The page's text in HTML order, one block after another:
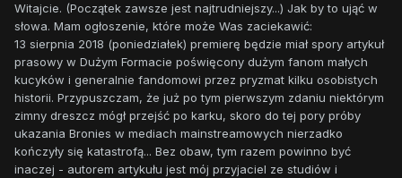
Witajcie. (Początek zawsze jest najtrudniejszy...) Jak by to ująć w
słowa. Mam ogłoszenie, które może Was zaciekawić:
13 sierpnia 2018 (poniedziałek) premierę będzie miał spory artykuł
prasowy w Dużym Formacie poświęcony dużym fanom małych
kucyków i generalnie fandomowi przez pryzmat kilku osobistych
historii. Przypuszczam, że już po tym pierwszym zdaniu niektórym
zimny dreszcz mógł przejść po karku, skoro do tej pory próby
ukazania Bronies w mediach mainstreamowych nierzadko
kończyły się katastrofą... Bez obaw, tym razem powinno być
inaczej - autorem artykułu jest mój przyjaciel ze studiów i